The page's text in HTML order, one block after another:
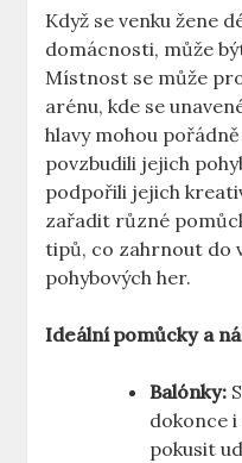
Když se venku žene
domácnosti, může
Místnost se může
arénu, kde se
hlavy mohou
povzbudili jejich
podpořili jejich
zařadit různé
tipů, co zahrnout do
pohybových her.
Ideální pomůcky a
Balónky:
dokonce i
pokusit